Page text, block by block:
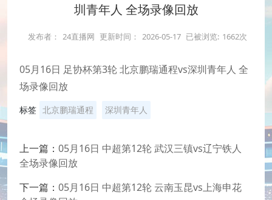
圳青年人 全场录像回放
发布者： 24直播网 更新时间： 2026-05-17 已被浏览: 1662次
05月16日 足协杯第3轮 北京鹏瑞通程vs深圳青年人 全
场录像回放
标签 北京鹏瑞通程 深圳青年人
上一篇： 05月16日 中超第12轮 武汉三镇vs辽宁铁人
全场录像回放
下一篇： 05月16日 中超第12轮 云南玉昆vs上海申花